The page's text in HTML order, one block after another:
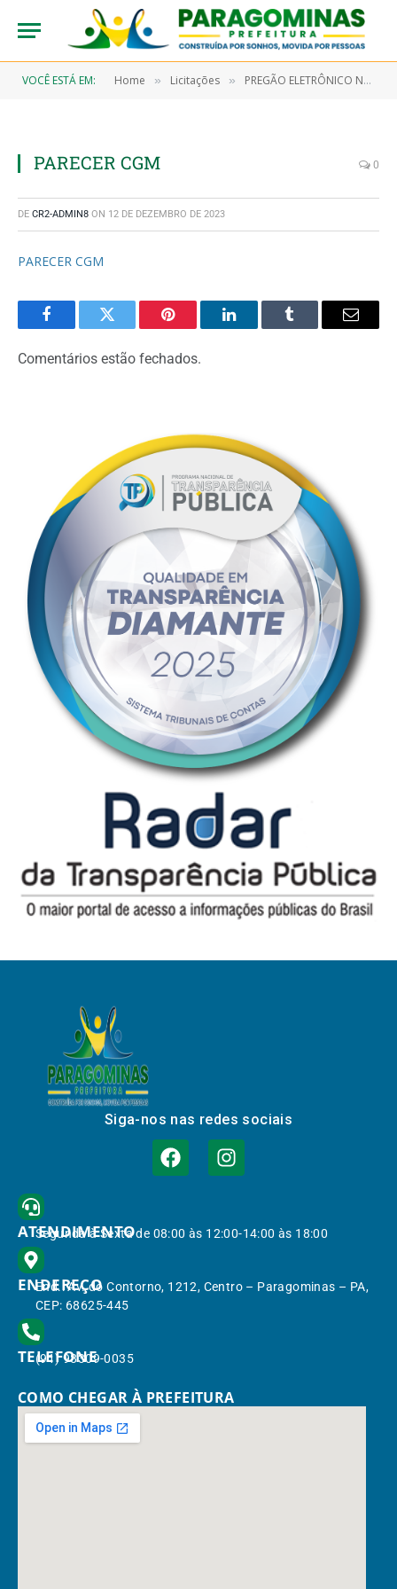
VOCÊ ESTÁ EM: Home » Licitações » PREGÃO ELETRÔNICO N° 9/2023-00029-SRP (AQUISIÇÃO DE GÊNEROS ALIMENTÍCIOS E ALIMENTAÇÃO SUPLEMENTAR, OBJETIVANDO ATENDER AO HOSPITAL MUNICIPAL DE PARAGOMINAS E SECRETARIA MUNICIPAL DE SAÚDE)
PARECER CGM 0
DE CR2-ADMIN8 ON 12 DE DEZEMBRO DE 2023
PARECER CGM
FacebookTwitter Pinterest LinkedInTumblr Email
Comentários estão fechados.
Siga-nos nas redes sociais
ATENDIMENTO
Segunda à Sexta de 08:00 às 12:00-14:00 às 18:00
ENDEREÇO
End.: Av. do Contorno, 1212, Centro – Paragominas – PA,
CEP: 68625-445
TELEFONE
(91) 98309-0035
COMO CHEGAR À PREFEITURA